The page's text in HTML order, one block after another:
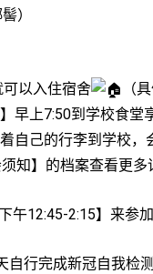
）
以入住宿舍
（
早上7:50到学校食堂
自己的行李到学校
知】的档案查看更多
12:45-2:15】来参加
自行完成新冠自我检